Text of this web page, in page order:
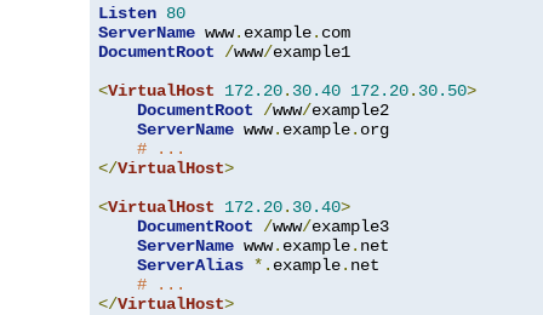
Listen 80
ServerName www. example.
DocumentRoot
/www/example1
<VirtualHost 172.20. 30.40 172.20. 30.50>
DocumentRoot
/www/example2
ServerName www. example. org
# ...
</VirtualHost>
<VirtualHost 172.20. 30.40>
DocumentRoot
/www/example3
ServerName www. example. net
ServerAlias *. example. net
# ...
</VirtualHost>